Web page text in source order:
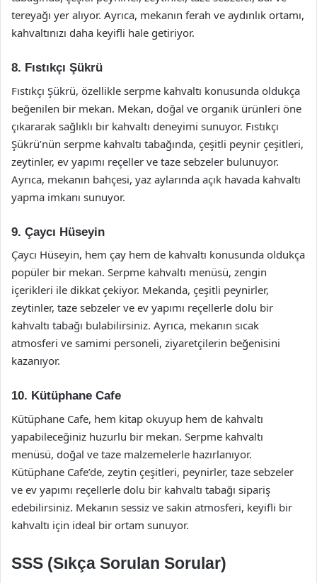
tereyağı yer alıyor. Ayrıca, mekanın ferah ve aydınlık ortamı,
kahvaltınızı daha keyifli hale getiriyor.
8. Fıstıkçı Şükrü
Fıstıkçı Şükrü, özellikle serpme kahvaltı konusunda oldukça
beğenilen bir mekan. Mekan, doğal ve organik ürünleri öne
çıkararak sağlıklı bir kahvaltı deneyimi sunuyor. Fıstıkçı
Şükrü’nün serpme kahvaltı tabağında, çeşitli peynir çeşitleri,
zeytinler, ev yapımı reçeller ve taze sebzeler bulunuyor.
Ayrıca, mekanın bahçesi, yaz aylarında açık havada kahvaltı
yapma imkanı sunuyor.
9. Çaycı Hüseyin
Çaycı Hüseyin, hem çay hem de kahvaltı konusunda oldukça
popüler bir mekan. Serpme kahvaltı menüsü, zengin
içerikleri ile dikkat çekiyor. Mekanda, çeşitli peynirler,
zeytinler, taze sebzeler ve ev yapımı reçellerle dolu bir
kahvaltı tabağı bulabilirsiniz. Ayrıca, mekanın sıcak
atmosferi ve samimi personeli, ziyaretçilerin beğenisini
kazanıyor.
10. Kütüphane Cafe
Kütüphane Cafe, hem kitap okuyup hem de kahvaltı
yapabileceğiniz huzurlu bir mekan. Serpme kahvaltı
menüsü, doğal ve taze malzemelerle hazırlanıyor.
Kütüphane Cafe’de, zeytin çeşitleri, peynirler, taze sebzeler
ve ev yapımı reçellerle dolu bir kahvaltı tabağı sipariş
edebilirsiniz. Mekanın sessiz ve sakin atmosferi, keyifli bir
kahvaltı için ideal bir ortam sunuyor.
SSS (Sıkça Sorulan Sorular)